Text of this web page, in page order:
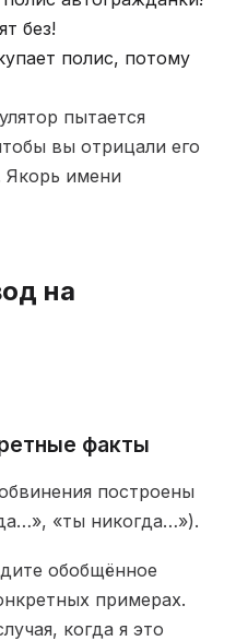
без!
полис, потому
пытается
вы отрицали его
Якорь имени
на
факты
построены
«ты никогда…»).
обобщённое
примерах.
когда я это